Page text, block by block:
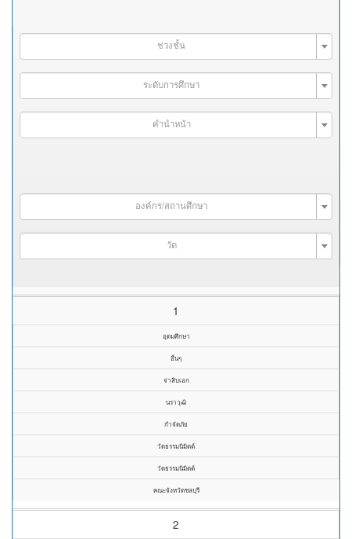
ช่วงชั้น
ระดับการศึกษา
คำนำหน้า
องค์กร/สถานศึกษา
วัด
1
อุดมศึกษา
อื่นๆ
จ่าสิบเอก
นราวุฒิ
กำจัดภัย
วัดธรรมนิมิตต์
วัดธรรมนิมิตต์
คณะจังหวัดชลบุรี
2